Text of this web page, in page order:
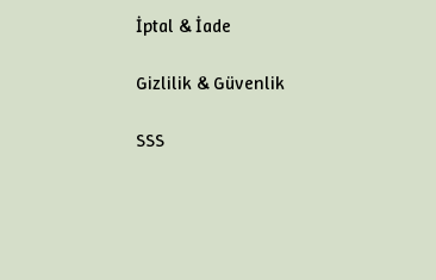
İptal & İade
Gizlilik & Güvenlik
SSS